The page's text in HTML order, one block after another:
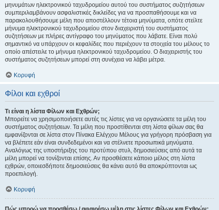
μηνυμάτων ηλεκτρονικού ταχυδρομείου αυτού του συστήματος συζητήσεων
συμπεριλαμβάνουν ασφαλιστικές δικλείδες για να προσπαθήσουμε και να
παρακολουθήσουμε μέλη που αποστέλλουν τέτοια μηνύματα, οπότε στείλτε
μήνυμα ηλεκτρονικού ταχυδρομείου στον διαχειριστή του συστήματος
συζητήσεων με πλήρες αντίγραφο του μηνύματος που λάβατε. Είναι πολύ
σημαντικό να υπάρχουν οι κεφαλίδες που περιέχουν τα στοιχεία του μέλους το
οποίο απέστειλε το μήνυμα ηλεκτρονικού ταχυδρομείου. Ο διαχειριστής του
συστήματος συζητήσεων μπορεί στη συνέχεια να λάβει μέτρα.
Κορυφή
Φίλοι και εχθροί
Τι είναι η λίστα Φίλων και Εχθρών;
Μπορείτε να χρησιμοποιήσετε αυτές τις λίστες για να οργανώσετε τα μέλη του
συστήματος συζητήσεων. Τα μέλη που προστίθενται στη λίστα φίλων σας θα
εμφανίζονται σε λίστα στον Πίνακα Ελέγχου Μέλους για γρήγορη πρόσβαση για
να βλέπετε εάν είναι συνδεδεμένοι και να στέλνετε προσωπικά μηνύματα.
Αναλόγως της υποστήριξης του προτύπου στυλ, δημοσιεύσεις από αυτά τα
μέλη μπορεί να τονίζονται επίσης. Αν προσθέσετε κάποιο μέλος στη λίστα
εχθρών, οποιεσδήποτε δημοσιεύσεις θα κάνει αυτό θα αποκρύπτονται ως
προεπιλογή.
Κορυφή